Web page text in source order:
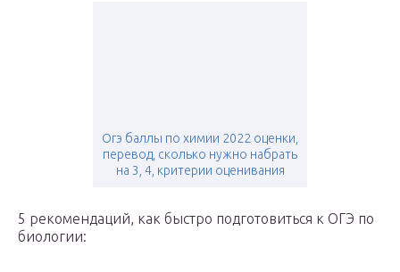
Огэ баллы по химии 2022 оценки,
перевод, сколько нужно набрать
на 3, 4, критерии оценивания
5 рекомендаций, как быстро подготовиться к ОГЭ по
биологии: